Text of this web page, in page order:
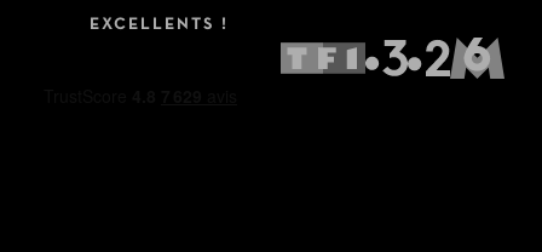
EXCELLENTS !